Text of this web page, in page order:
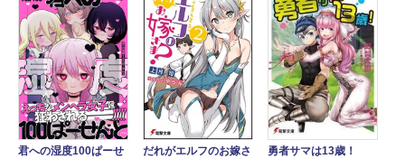
君への湿度100ぱーせ
だれがエルフのお嫁さ
勇者サマは13歳！